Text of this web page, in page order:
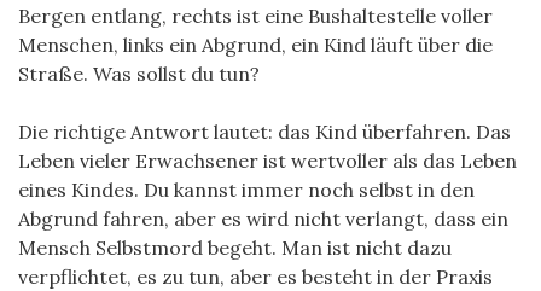
Bergen entlang, rechts ist eine Bushaltestelle voller
Menschen, links ein Abgrund, ein Kind läuft über die
Straße. Was sollst du tun?
Die richtige Antwort lautet: das Kind überfahren. Das
Leben vieler Erwachsener ist wertvoller als das Leben
eines Kindes. Du kannst immer noch selbst in den
Abgrund fahren, aber es wird nicht verlangt, dass ein
Mensch Selbstmord begeht. Man ist nicht dazu
verpflichtet, es zu tun, aber es besteht in der Praxis